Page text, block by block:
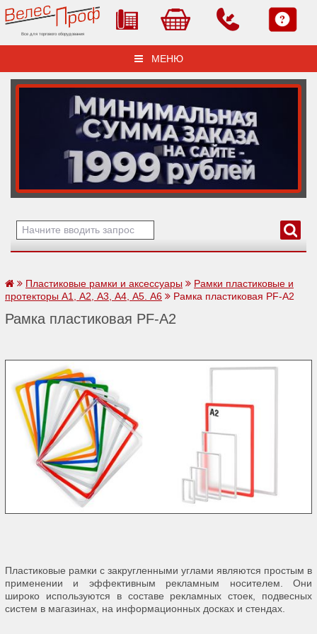
Все для торгового оборудования
МЕНЮ
Пластиковые рамки и аксессуары
Рамки пластиковые и
протекторы А1, А2, А3, А4, А5. А6
Рамка пластиковая PF-А2
Рамка пластиковая PF-А2
Пластиковые рамки с закругленными углами являются простым в
применении и эффективным рекламным носителем. Они
широко используются в составе рекламных стоек, подвесных
систем в магазинах, на информационных досках и стендах.